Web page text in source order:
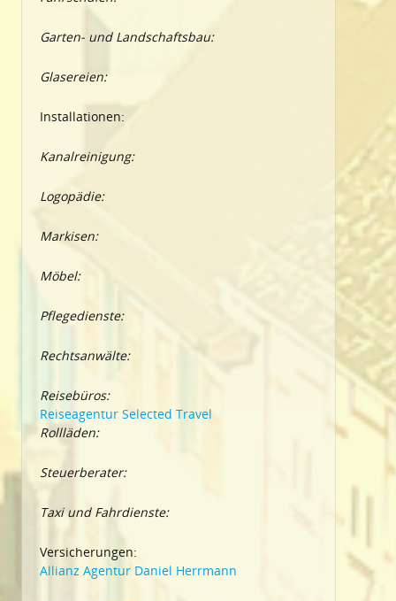
Garten- und Landschaftsbau:
Glasereien:
Installationen:
Kanalreinigung:
Logopädie:
Markisen:
Möbel:
Pflegedienste:
Rechtsanwälte:
Reisebüros:
Reiseagentur Selected Travel
Rollläden:
Steuerberater:
Taxi und Fahrdienste:
Versicherungen:
Allianz Agentur Daniel Herrmann